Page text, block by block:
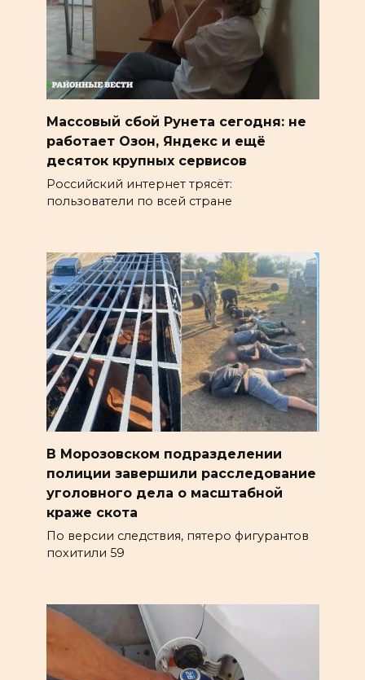
Массовый сбой Рунета сегодня: не
работает Озон, Яндекс и ещё
десяток крупных сервисов
Российский интернет трясёт:
пользователи по всей стране
В Морозовском подразделении
полиции завершили расследование
уголовного дела о масштабной
краже скота
По версии следствия, пятеро фигурантов
похитили 59